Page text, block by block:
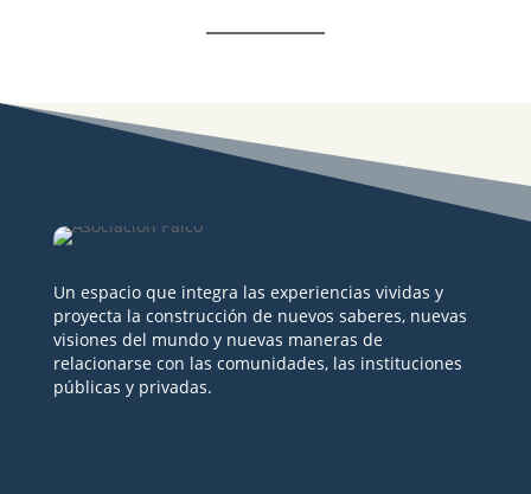
Un espacio que integra las experiencias vividas y
proyecta la construcción de nuevos saberes, nuevas
visiones del mundo y nuevas maneras de
relacionarse con las comunidades, las instituciones
públicas y privadas.